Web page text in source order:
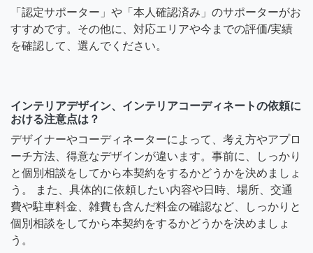
「認定サポーター」や「本人確認済み」のサポーターがお
すすめです。その他に、対応エリアや今までの評価/実績
を確認して、選んでください。
インテリアデザイン、インテリアコーディネートの依頼に
おける注意点は？
デザイナーやコーディネーターによって、考え方やアプロ
ーチ方法、得意なデザインが違います。事前に、しっかり
と個別相談をしてから本契約をするかどうかを決めましょ
う。 また、具体的に依頼したい内容や日時、場所、交通
費や駐車料金、雑費も含んだ料金の確認など、しっかりと
個別相談をしてから本契約をするかどうかを決めましょ
う。